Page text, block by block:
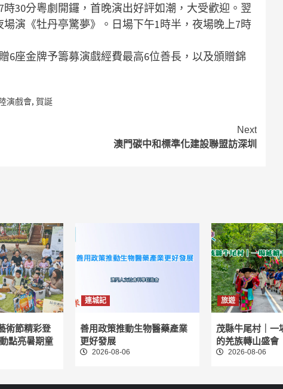
30分粵劇開鑼，首晚演出好評如潮，大受歡迎。翌
演《牡丹亭驚夢》。日場下午1時半，夜場晚上7時
6座金牌予籌募演戲經費最高6位善長，以及頒贈錦
演戲會, 賀誕
Next
澳門碳中和標準化建設聯盟訪深圳
術節精彩登
點亮暑期童
連城記
善用政策推動生物醫藥產業
更好發展
2026-08-06
旅遊
茂縣牛尾村｜一
的羌族轉山盛會
2026-08-06